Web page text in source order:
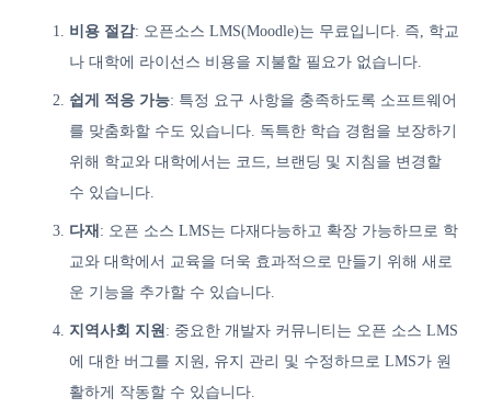
비용 절감: 오픈소스 LMS(Moodle)는 무료입니다. 즉, 학교
나 대학에 라이선스 비용을 지불할 필요가 없습니다.
쉽게 적응 가능: 특정 요구 사항을 충족하도록 소프트웨어
를 맞춤화할 수도 있습니다. 독특한 학습 경험을 보장하기
위해 학교와 대학에서는 코드, 브랜딩 및 지침을 변경할
수 있습니다.
다재 : 오픈 소스 LMS는 다재다능하고 확장 가능하므로 학
교와 대학에서 교육을 더욱 효과적으로 만들기 위해 새로
운 기능을 추가할 수 있습니다.
지역사회 지원 : 중요한 개발자 커뮤니티는 오픈 소스 LMS
에 대한 버그를 지원, 유지 관리 및 수정하므로 LMS가 원
활하게 작동할 수 있습니다.